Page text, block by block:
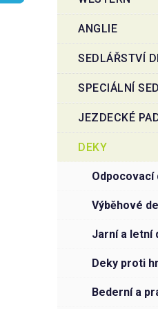
n
í
n
l
ANGLIE
SEDLÁŘSTVÍ
SPECIÁLNÍ
JEZDECKÉ
DEKY
výběhové
jarní a letní
deky proti
bederní a